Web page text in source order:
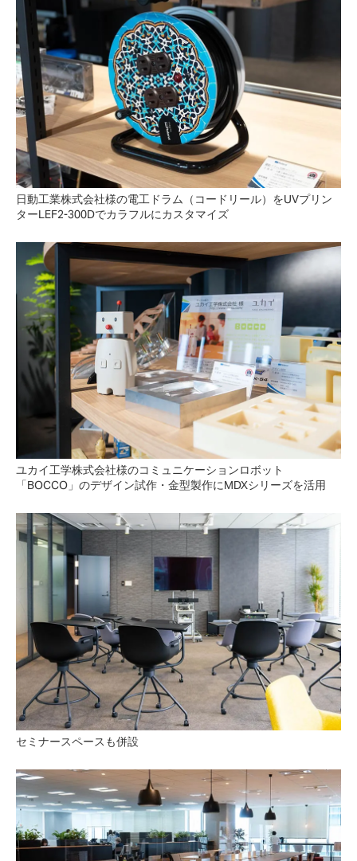
日動工業株式会社様の電工ドラム（コードリール）をUVプリン
ターLEF2-300Dでカラフルにカスタマイズ
ユカイ工学株式会社様のコミュニケーションロボット
「BOCCO」のデザイン試作・金型製作にMDXシリーズを活用
セミナースペースも併設